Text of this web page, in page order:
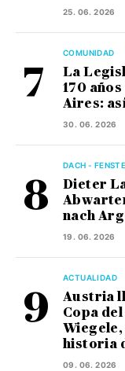
25. 06. 2026
COMUNIDAD
La
170
Aires:
30. 06. 2026
DACH -
Dieter
nach
19. 06. 2026
ACTUALIDAD
Austria
Copa
historia
09. 06. 2026